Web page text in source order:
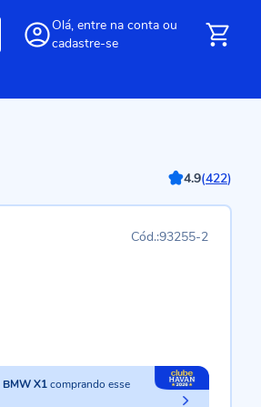
Olá, entre na conta ou
cadastre-se
4.9(422)
93255-2
BMW X1comprando esse